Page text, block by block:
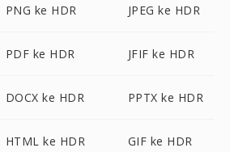
PNG ke HDR JPEG ke HDR
PDF ke HDR JFIF ke HDR
DOCX ke HDR PPTX ke HDR
HTML ke HDR GIF ke HDR